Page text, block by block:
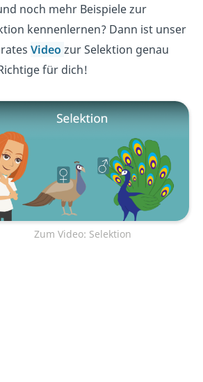
noch mehr Beispiele zur
kennenlernen? Dann ist unser
Videozur Selektion genau
für dich!
Zum Video: Selektion